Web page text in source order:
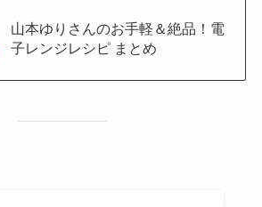
山本ゆりさんのお手軽＆絶品！電
子レンジレシピ まとめ